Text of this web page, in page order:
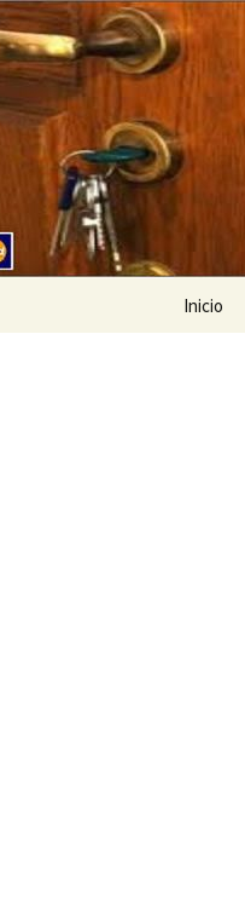
Ir
al
contenido
Inicio